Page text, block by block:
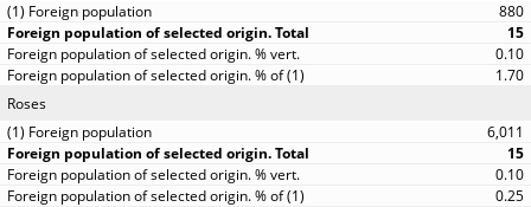
880
15
0.10
1.70
Roses
6,011
15
0.10
0.25